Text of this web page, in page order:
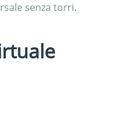
senza torri.